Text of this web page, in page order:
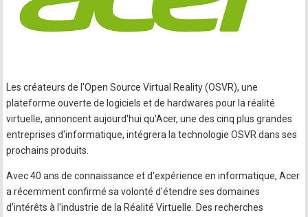
Les créateurs de l'Open Source Virtual Reality (OSVR), une
plateforme ouverte de logiciels et de hardwares pour la réalité
virtuelle, annoncent aujourd'hui qu'Acer, une des cinq plus grandes
entreprises d'informatique, intégrera la technologie OSVR dans ses
prochains produits.
Avec 40 ans de connaissance et d'expérience en informatique, Acer
a récemment confirmé sa volonté d'étendre ses domaines
d'intérêts à l'industrie de la Réalité Virtuelle. Des recherches